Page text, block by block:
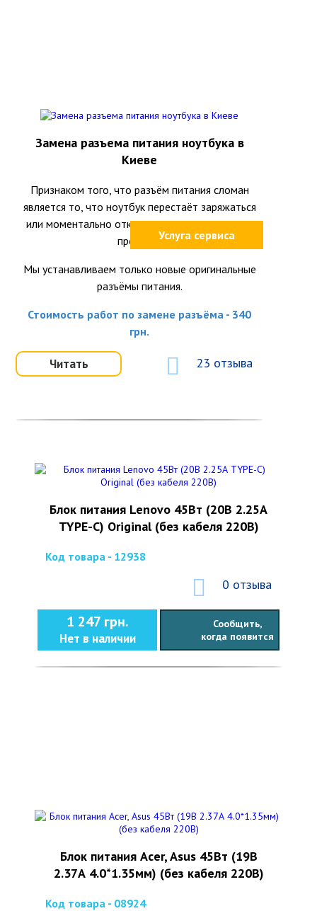
Услуга сервиса
Замена разъема питания ноутбука в
Киеве
Признаком того, что разъём питания сломан
является то, что ноутбук перестаёт заряжаться
или моментально отключается при шевелении
провода.
Мы устанавливаем только новые оригинальные
разъёмы питания.
Стоимость работ по замене разъёма - 340
грн.
Читать 23 отзыва
Блок питания Lenovo 45Вт (20В 2.25А
TYPE-C) Original (без кабеля 220В)
Код товара - 12938
0 отзыва
1 247 грн.
Нет в наличии
Сообщить,
когда появится
Блок питания Acer, Asus 45Вт (19В
2.37А 4.0*1.35мм) (без кабеля 220В)
Код товара - 08924